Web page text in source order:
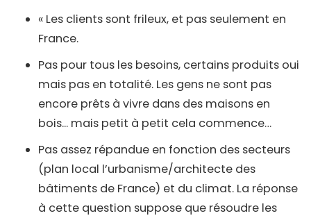
« Les clients sont frileux, et pas seulement en
France.
Pas pour tous les besoins, certains produits oui
mais pas en totalité. Les gens ne sont pas
encore prêts à vivre dans des maisons en
bois... mais petit à petit cela commence…
Pas assez répandue en fonction des secteurs
(plan local l’urbanisme/architecte des
bâtiments de France) et du climat. La réponse
à cette question suppose que résoudre les